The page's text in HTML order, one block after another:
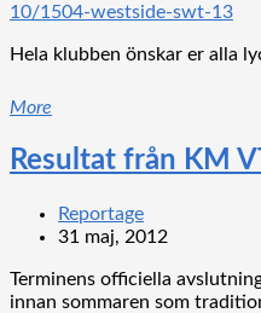
10/1504-westside-swt-13
Hela klubben önskar er alla
More
Resultat från KM
Reportage
31 maj, 2012
Terminens officiella
innan sommaren som